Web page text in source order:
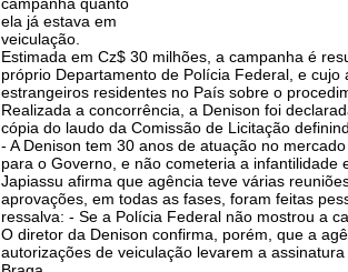
ela já estava em
veiculação.
Estimada em Cz$ 30 milhões, a campanha é
próprio Departamento de Polícia Federal, e
estrangeiros residentes no País sobre o
Realizada a concorrência, a Denison foi
cópia do laudo da Comissão de Licitação
- A Denison tem 30 anos de atuação no
para o Governo, e não cometeria a
Japiassu afirma que agência teve várias
aprovações, em todas as fases, foram feitas
ressalva: - Se a Polícia Federal não mostrou a
O diretor da Denison confirma, porém, que a
autorizações de veiculação levarem a